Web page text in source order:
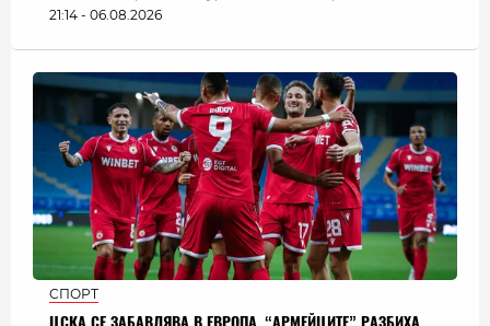
21:14 - 06.08.2026
СПОРТ